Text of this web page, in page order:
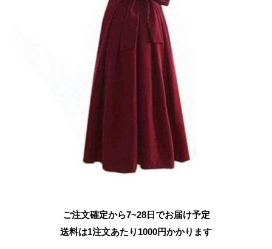
ご注文確定から7~28日でお届け予定
送料は1注文あたり 1000円かかります